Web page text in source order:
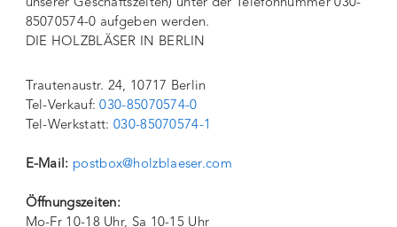
unserer Geschäftszeiten) unter der Telefonnummer 030-
85070574-0 aufgeben werden.
DIE HOLZBLÄSER IN BERLIN
Trautenaustr. 24, 10717 Berlin
Tel-Verkauf:030-85070574-0
Tel-Werkstatt:030-85070574-1
E-Mail: postbox@holzblaeser.com
Öffnungszeiten:
Mo-Fr 10-18 Uhr, Sa 10-15 Uhr